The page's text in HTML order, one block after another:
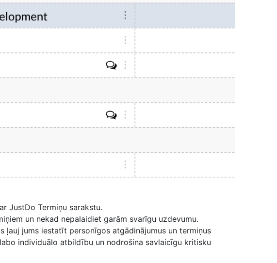
JustDo Termiņu sarakstu.
un nekad nepalaidiet garām svarīgu uzdevumu.
ļauj jums iestatīt personīgos atgādinājumus un termiņus
individuālo atbildību un nodrošina savlaicīgu kritisku